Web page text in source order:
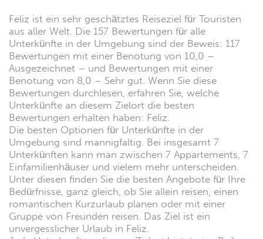
Feliz ist ein sehr geschätztes Reiseziel für Touristen
aus aller Welt. Die 157 Bewertungen für alle
Unterkünfte in der Umgebung sind der Beweis: 117
Bewertungen mit einer Benotung von 10,0 –
Ausgezeichnet – und Bewertungen mit einer
Benotung von 8,0 – Sehr gut. Wenn Sie diese
Bewertungen durchlesen, erfahren Sie, welche
Unterkünfte an diesem Zielort die besten
Bewertungen erhalten haben: Feliz.
Die besten Optionen für Unterkünfte in der
Umgebung sind mannigfaltig. Bei insgesamt 7
Unterkünften kann man zwischen 7 Appartements, 7
Einfamilienhäuser und vielem mehr unterscheiden.
Unter diesen finden Sie die besten Angebote für Ihre
Bedürfnisse, ganz gleich, ob Sie allein reisen, einen
romantischen Kurzurlaub planen oder mit einer
Gruppe von Freunden reisen. Das Ziel ist ein
unvergesslicher Urlaub in Feliz.